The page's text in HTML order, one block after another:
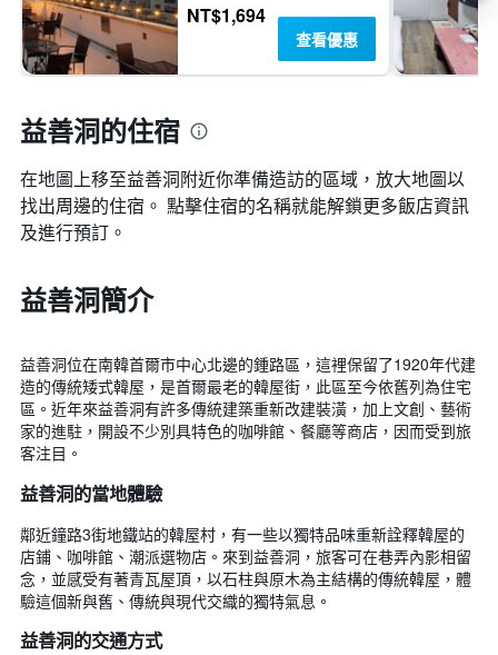
NT$1,694
查看優惠
益善洞的住宿
在地圖上移至益善洞​​附近你準備造訪的區域，放大地圖以
找出周邊的住宿。 點擊住宿的名稱就能解鎖更多飯店資訊
及進行預訂。
益善洞簡介
益善洞位在南韓首爾市中心北邊的鍾路區，這裡保留了1920年代建
造的傳統矮式韓屋，是首爾最老的韓屋街，此區至今依舊列為住宅
區。近年來益善洞有許多傳統建築重新改建裝潢，加上文創、藝術
家的進駐，開設不少別具特色的咖啡館、餐廳等商店，因而受到旅
客注目。
益善洞的當地體驗
鄰近鐘路3街地鐵站的韓屋村，有一些以獨特品味重新詮釋韓屋的
店鋪、咖啡館、潮派選物店。來到益善洞，旅客可在巷弄內影相留
念，並感受有著青瓦屋頂，以石柱與原木為主結構的傳統韓屋，體
驗這個新與舊、傳統與現代交織的獨特氣息。
益善洞的交通方式